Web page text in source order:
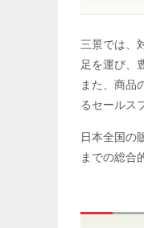
三景では、
足を運び、
また、商品
るセールス
日本全国の
までの総合